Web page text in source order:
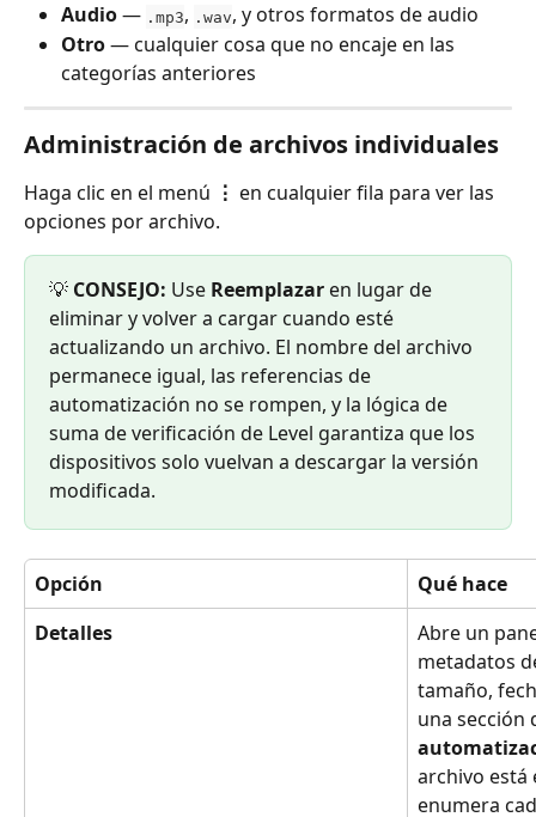
Audio — .mp3, .wav, y otros formatos de audio
Otro — cualquier cosa que no encaje en las
categorías anteriores
Administración de archivos individuales
Haga clic en el menú ⋮ en cualquier fila para ver las
opciones por archivo.
💡 CONSEJO: Use Reemplazar en lugar de
eliminar y volver a cargar cuando esté
actualizando un archivo. El nombre del archivo
permanece igual, las referencias de
automatización no se rompen, y la lógica de
suma de verificación de Level garantiza que los
dispositivos solo vuelvan a descargar la versión
modificada.
Opción
Qué hace
Detalles
Abre un
metadatos
tamaño,
una sección
archivo está
enumera